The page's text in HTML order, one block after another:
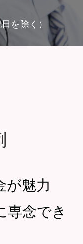
を除く）
が魅力
専念でき